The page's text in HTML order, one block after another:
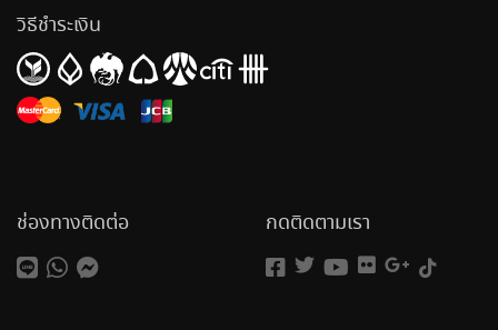
วิธีชำระเงิน
ช่องทางติดต่อ กดติดตามเรา